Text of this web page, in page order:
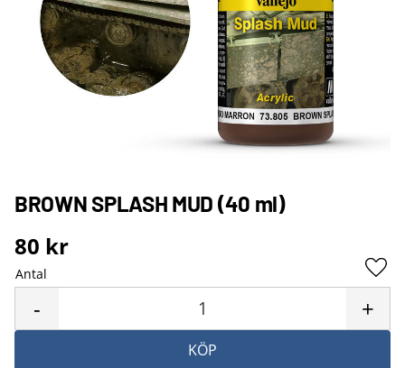
BROWN SPLASH MUD (40 ml)
80 kr
Antal
+
-
KÖP